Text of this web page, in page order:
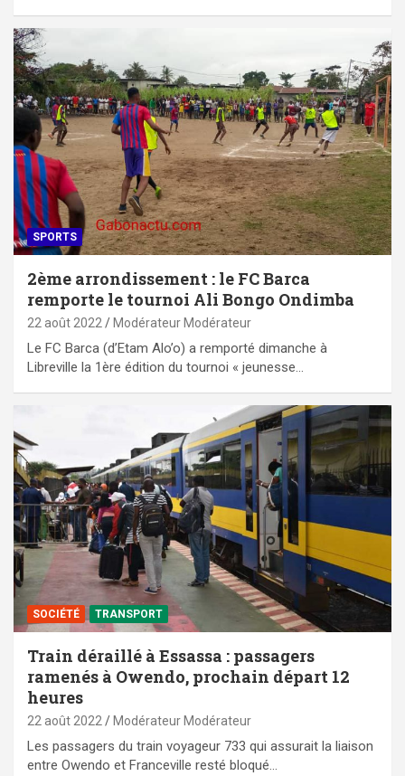
SPORTS
2ème arrondissement : le FC Barca
remporte le tournoi Ali Bongo Ondimba
22 août 2022 Modérateur Modérateur
Le FC Barca (d’Etam Alo’o) a remporté dimanche à
Libreville la 1ère édition du tournoi « jeunesse…
SOCIÉTÉ TRANSPORT
Train déraillé à Essassa : passagers
ramenés à Owendo, prochain départ 12
heures
22 août 2022 Modérateur Modérateur
Les passagers du train voyageur 733 qui assurait la liaison
entre Owendo et Franceville resté bloqué…